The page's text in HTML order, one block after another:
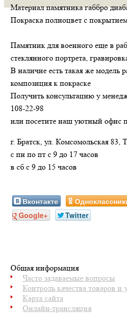
Материал памятника габбро
Покраска полноцвет с
Памятник для военного еще в
стеклянного портрета,
В наличие есть такая же модель
композиция к покраске
Получить консультацию у
108-22-98
или посетите наш уютный офис
г. Братск, ул. Комсомольская 83,
с пн по пт с 9 до 17 часов
в сб с 9 до 15 часов
Вконтакте
Google+
Twitter
Общая информация
Часто задаваемые вопросы
Контроль качества товаров и
Карта сайта
Онлайн-трансляция